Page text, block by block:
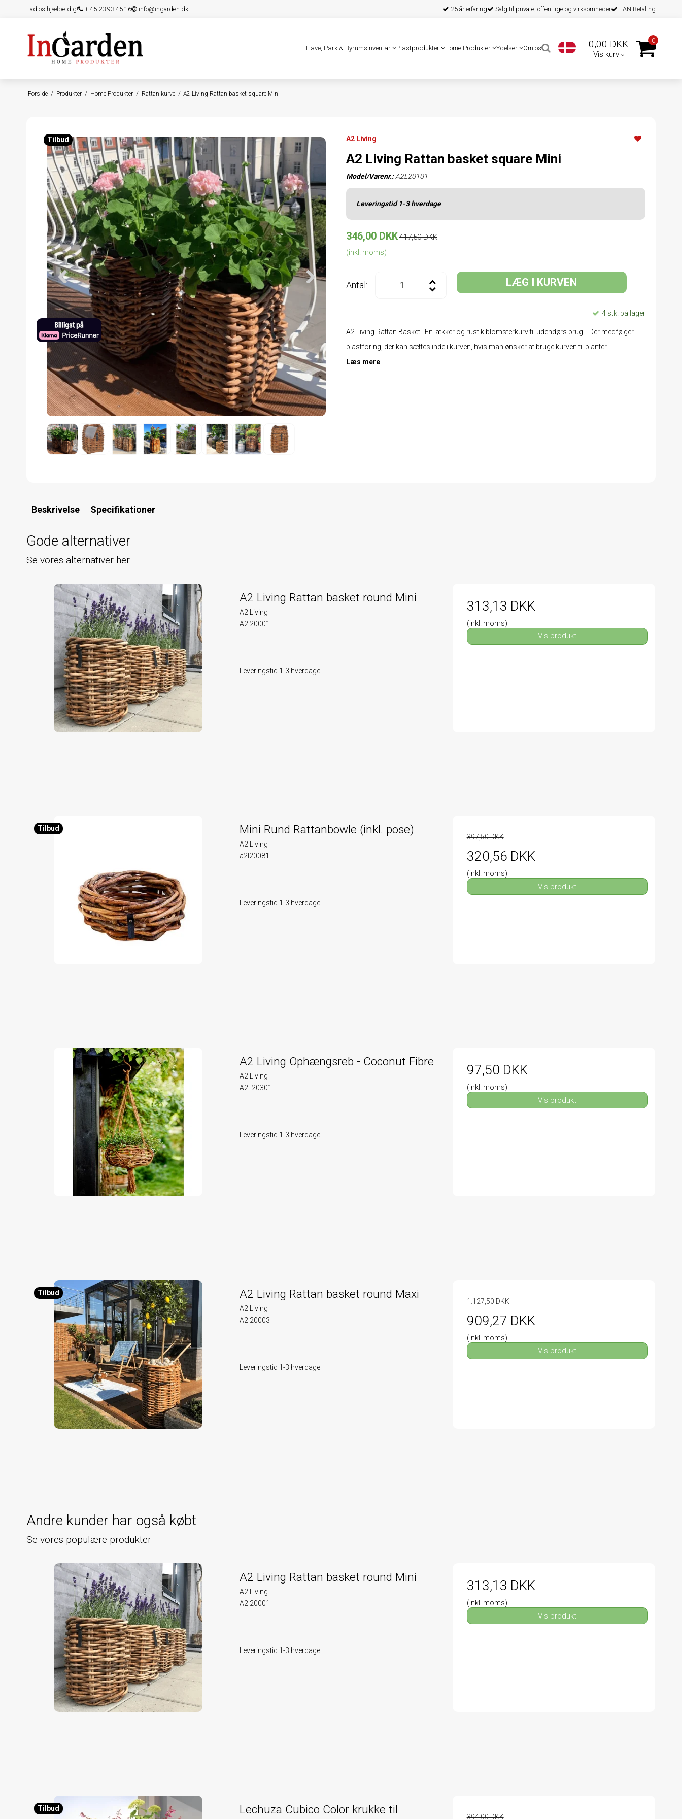
Lad os hjælpe dig! + 45 23 93 45 16 info@ingarden.dk 25 år erfaring Salg til private, offentlige og virksomheder EAN Betaling
Have, Park & Byrumsinventar Plastprodukter Home Produkter Ydelser Om os 0,00 DKK
Vis kurv
0
Forside / Produkter / Home Produkter / Rattan kurve / A2 Living Rattan basket square Mini
Tilbud A2 Living
A2 Living Rattan basket square Mini
Model/Varenr.: A2L20101
Leveringstid 1-3 hverdage
346,00 DKK417,50 DKK
(inkl. moms)
Antal: LÆG I KURVEN
4 stk. på lager
A2 Living Rattan Basket En lækker og rustik blomsterkurv til udendørs brug. Der medfølger
plastforing, der kan sættes inde i kurven, hvis man ønsker at bruge kurven til planter.
Læs mere
Beskrivelse Specifikationer
Gode alternativer
Se vores alternativer her
A2 Living Rattan basket round Mini
A2 Living
A2l20001
Leveringstid 1-3 hverdage
313,13 DKK
(inkl. moms)
Vis produkt
Tilbud Mini Rund Rattanbowle (inkl. pose)
A2 Living
a2l20081
Leveringstid 1-3 hverdage
397,50 DKK
320,56 DKK
(inkl. moms)
Vis produkt
A2 Living Ophængsreb - Coconut Fibre
A2 Living
A2L20301
Leveringstid 1-3 hverdage
97,50 DKK
(inkl. moms)
Vis produkt
Tilbud A2 Living Rattan basket round Maxi
A2 Living
A2l20003
Leveringstid 1-3 hverdage
1.127,50 DKK
909,27 DKK
(inkl. moms)
Vis produkt
Andre kunder har også købt
Se vores populære produkter
A2 Living Rattan basket round Mini
A2 Living
A2l20001
Leveringstid 1-3 hverdage
313,13 DKK
(inkl. moms)
Vis produkt
Tilbud
Lechuza Cubico Color krukke til
394,00 DKK